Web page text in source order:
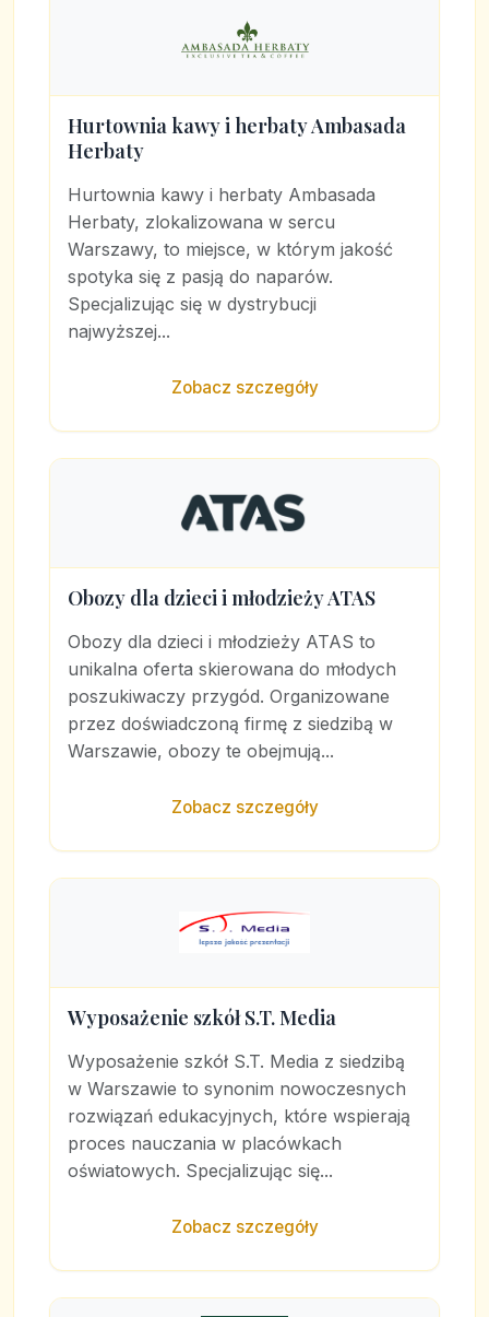
Hurtownia kawy i herbaty Ambasada
Herbaty
Hurtownia kawy i herbaty Ambasada
Herbaty, zlokalizowana w sercu
Warszawy, to miejsce, w którym jakość
spotyka się z pasją do naparów.
Specjalizując się w dystrybucji
najwyższej...
Zobacz szczegóły
Obozy dla dzieci i młodzieży ATAS
Obozy dla dzieci i młodzieży ATAS to
unikalna oferta skierowana do młodych
poszukiwaczy przygód. Organizowane
przez doświadczoną firmę z siedzibą w
Warszawie, obozy te obejmują...
Zobacz szczegóły
Wyposażenie szkół S.T. Media
Wyposażenie szkół S.T. Media z siedzibą
w Warszawie to synonim nowoczesnych
rozwiązań edukacyjnych, które wspierają
proces nauczania w placówkach
oświatowych. Specjalizując się...
Zobacz szczegóły